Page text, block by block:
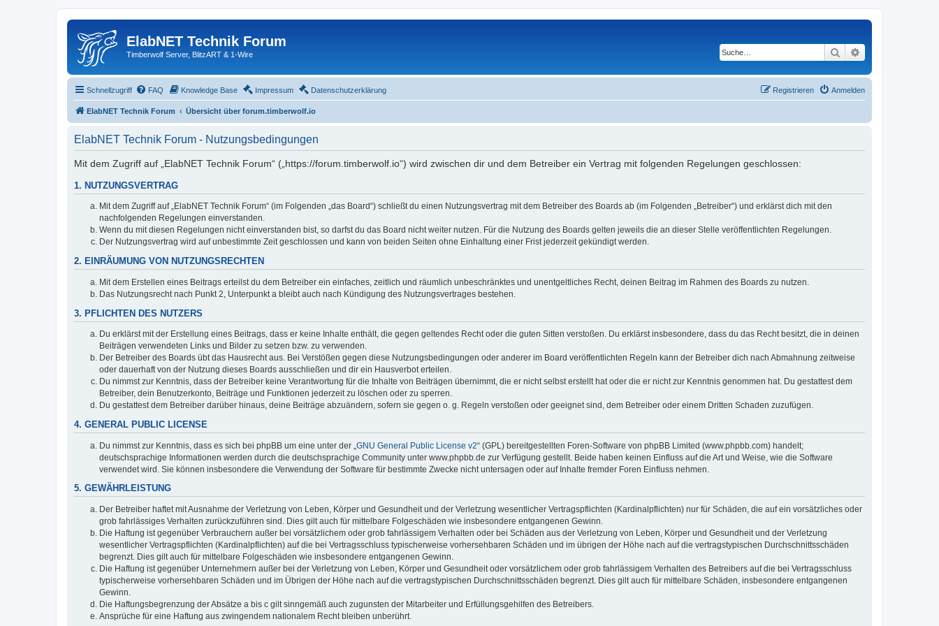
ElabNET Technik Forum
Timberwolf Server, BlitzART & 1-Wire Suche
Schnellzugriff FAQ Knowledge Base Impressum Datenschutzerklärung Anmelden
Registrieren
ElabNET Technik Forum Übersicht über forum.timberwolf.io
ElabNET Technik Forum - Nutzungsbedingungen
Mit dem Zugriff auf „ElabNET Technik Forum“ („https://forum.timberwolf.io“) wird zwischen dir und dem Betreiber ein Vertrag mit folgenden Regelungen geschlossen:
1. NUTZUNGSVERTRAG
Mit dem Zugriff auf „ElabNET Technik Forum“ (im Folgenden „das Board“) schließt du einen Nutzungsvertrag mit dem Betreiber des Boards ab (im Folgenden „Betreiber“) und erklärst dich mit den
nachfolgenden Regelungen einverstanden.
Wenn du mit diesen Regelungen nicht einverstanden bist, so darfst du das Board nicht weiter nutzen. Für die Nutzung des Boards gelten jeweils die an dieser Stelle veröffentlichten Regelungen.
Der Nutzungsvertrag wird auf unbestimmte Zeit geschlossen und kann von beiden Seiten ohne Einhaltung einer Frist jederzeit gekündigt werden.
2. EINRÄUMUNG VON NUTZUNGSRECHTEN
Mit dem Erstellen eines Beitrags erteilst du dem Betreiber ein einfaches, zeitlich und räumlich unbeschränktes und unentgeltliches Recht, deinen Beitrag im Rahmen des Boards zu nutzen.
Das Nutzungsrecht nach Punkt 2, Unterpunkt a bleibt auch nach Kündigung des Nutzungsvertrages bestehen.
3. PFLICHTEN DES NUTZERS
Du erklärst mit der Erstellung eines Beitrags, dass er keine Inhalte enthält, die gegen geltendes Recht oder die guten Sitten verstoßen. Du erklärst insbesondere, dass du das Recht besitzt, die in deinen
Beiträgen verwendeten Links und Bilder zu setzen bzw. zu verwenden.
Der Betreiber des Boards übt das Hausrecht aus. Bei Verstößen gegen diese Nutzungsbedingungen oder anderer im Board veröffentlichten Regeln kann der Betreiber dich nach Abmahnung zeitweise
oder dauerhaft von der Nutzung dieses Boards ausschließen und dir ein Hausverbot erteilen.
Du nimmst zur Kenntnis, dass der Betreiber keine Verantwortung für die Inhalte von Beiträgen übernimmt, die er nicht selbst erstellt hat oder die er nicht zur Kenntnis genommen hat. Du gestattest dem
Betreiber, dein Benutzerkonto, Beiträge und Funktionen jederzeit zu löschen oder zu sperren.
Du gestattest dem Betreiber darüber hinaus, deine Beiträge abzuändern, sofern sie gegen o. g. Regeln verstoßen oder geeignet sind, dem Betreiber oder einem Dritten Schaden zuzufügen.
4. GENERAL PUBLIC LICENSE
Du nimmst zur Kenntnis, dass es sich bei phpBB um eine unter der „ GNU General Public License v2“ (GPL) bereitgestellten Foren-Software von phpBB Limited (www.phpbb.com) handelt;
deutschsprachige Informationen werden durch die deutschsprachige Community unter www.phpbb.de zur Verfügung gestellt. Beide haben keinen Einfluss auf die Art und Weise, wie die Software
verwendet wird. Sie können insbesondere die Verwendung der Software für bestimmte Zwecke nicht untersagen oder auf Inhalte fremder Foren Einfluss nehmen.
5. GEWÄHRLEISTUNG
Der Betreiber haftet mit Ausnahme der Verletzung von Leben, Körper und Gesundheit und der Verletzung wesentlicher Vertragspflichten (Kardinalpflichten) nur für Schäden, die auf ein vorsätzliches oder
grob fahrlässiges Verhalten zurückzuführen sind. Dies gilt auch für mittelbare Folgeschäden wie insbesondere entgangenen Gewinn.
Die Haftung ist gegenüber Verbrauchern außer bei vorsätzlichem oder grob fahrlässigem Verhalten oder bei Schäden aus der Verletzung von Leben, Körper und Gesundheit und der Verletzung
wesentlicher Vertragspflichten (Kardinalpflichten) auf die bei Vertragsschluss typischerweise vorhersehbaren Schäden und im übrigen der Höhe nach auf die vertragstypischen Durchschnittsschäden
begrenzt. Dies gilt auch für mittelbare Folgeschäden wie insbesondere entgangenen Gewinn.
Die Haftung ist gegenüber Unternehmern außer bei der Verletzung von Leben, Körper und Gesundheit oder vorsätzlichem oder grob fahrlässigem Verhalten des Betreibers auf die bei Vertragsschluss
typischerweise vorhersehbaren Schäden und im Übrigen der Höhe nach auf die vertragstypischen Durchschnittsschäden begrenzt. Dies gilt auch für mittelbare Schäden, insbesondere entgangenen
Gewinn.
Die Haftungsbegrenzung der Absätze a bis c gilt sinngemäß auch zugunsten der Mitarbeiter und Erfüllungsgehilfen des Betreibers.
Ansprüche für eine Haftung aus zwingendem nationalem Recht bleiben unberührt.